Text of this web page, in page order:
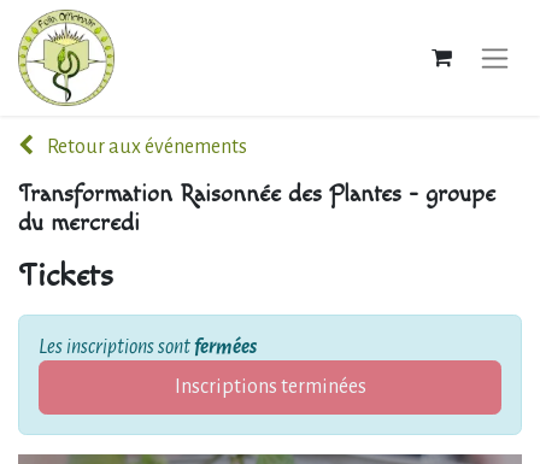
Retour aux événements
Transformation Raisonnée des Plantes - groupe
du mercredi
Tickets
Les inscriptions sontfermées
Inscriptions terminées